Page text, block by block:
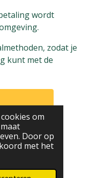
om
Door op
met het
wordt
zodat je
kunt met de